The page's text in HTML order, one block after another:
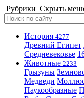
Рубрики Скрыть
История 4277
Древний Египет
Средневековье
Животные 2233
Грызуны
Медведи
Паукообразные